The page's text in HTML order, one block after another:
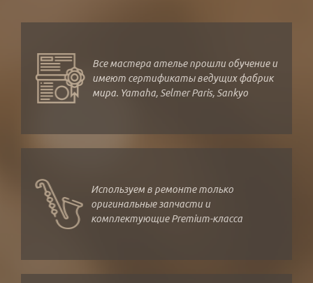
Все мастера ателье прошли обучение и
имеют сертификаты ведущих фабрик
мира. Yamaha, Selmer Paris, Sankyo
Используем в ремонте только
оригинальные запчасти и
комплектующие Premium-класса